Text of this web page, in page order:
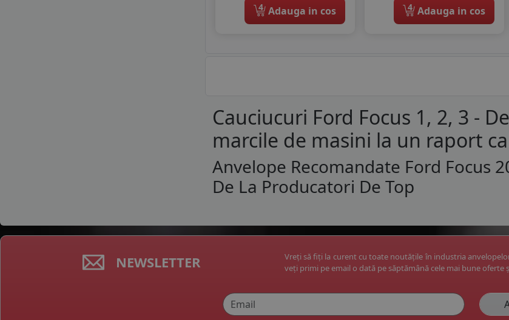
4 Adauga in cos
4 Adauga in cos
Cauciucuri Ford Focus 1, 2, 3 -
marcile de masini la un raport
Anvelope Recomandate Ford Focus
De La Producatori De Top
NEWSLETTER
Vreți să fiți la curent cu toate noutățile în industria
veți primi pe email o dată pe săptămână cele mai bune oferte